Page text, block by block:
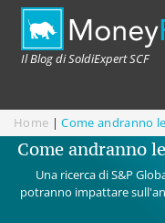
Il Blog di SoldiExpert SCF
Home |Come andranno
Come andranno
Una ricerca di S&P
potranno impattare